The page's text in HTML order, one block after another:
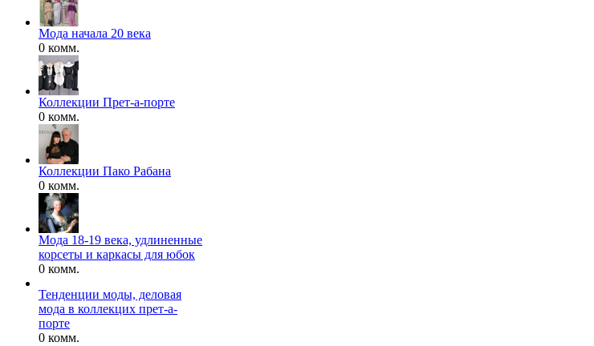
Мода начала 20 века
0 комм.
Коллекции Прет-а-порте
0 комм.
Коллекции Пако Рабана
0 комм.
Мода 18-19 века, удлиненные
корсеты и каркасы для юбок
0 комм.
Тенденции моды, деловая
мода в коллекцих прет-а-
порте
0 комм.